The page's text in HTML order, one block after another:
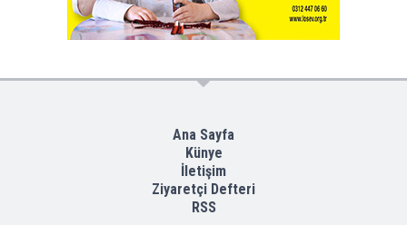
Ana Sayfa
Künye
İletişim
Ziyaretçi Defteri
RSS